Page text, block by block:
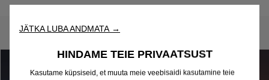
JÄTKA LUBA ANDMATA →
HINDAME TEIE PRIVAATSUST
Kasutame küpsiseid, et muuta meie veebisaidi kasutamine teie